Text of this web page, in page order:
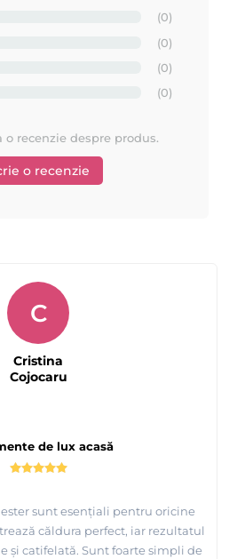
(0)
(0)
(0)
(0)
o recenzie despre produs.
o recenzie
de lux acasă
sunt esențiali pentru oricine
căldura perfect, iar rezultatul
și catifelată. Sunt foarte simpli de
C
Cristina
Cojocaru